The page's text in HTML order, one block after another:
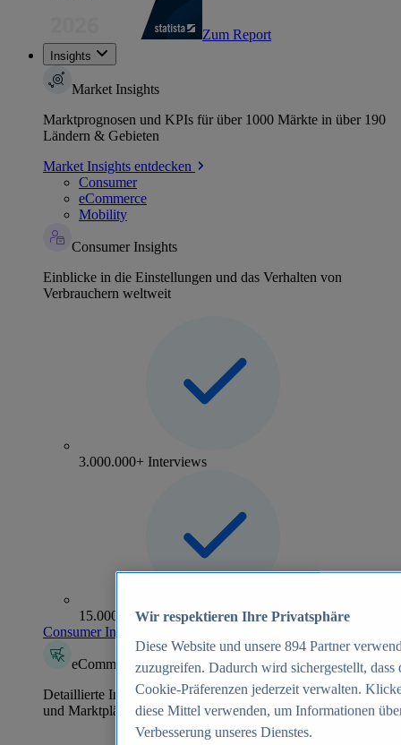
Zum Report
Insights
Market Insights
Marktprognosen und KPIs für über 1000 Märkte in über 190
Ländern & Gebieten
Market Insights entdecken
Consumer
eCommerce
Mobility
Consumer Insights
Einblicke in die Einstellungen und das Verhalten von
Verbrauchern weltweit
3.000.000+ Interviews
15.000+ Marken
Consumer Insights entdecken
eCommerce Insights
Detaillierte Informationen zu mehr als 39.000 Online-Shops
und Marktplätzen
Wir respektieren Ihre Privatsphäre
Diese Website und unsere 894 Partner
zuzugreifen. Dadurch wird sichergestellt,
Cookie-Präferenzen jederzeit verwalten.
diese Mittel verwenden, um Informationen
Verbesserung unseres Dienstes.